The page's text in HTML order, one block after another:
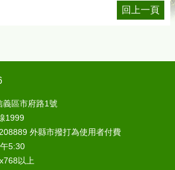
回上一頁
區市府路1號
1999
外縣市撥打為使用者付費
5:30
以上